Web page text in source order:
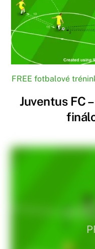
FREE fotbalové
Juventus FC